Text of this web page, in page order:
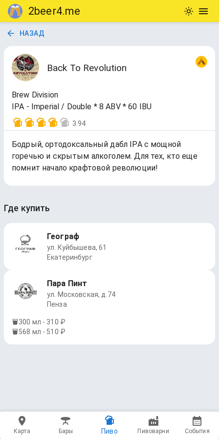
2beer4.me
НАЗАД
Back To Revolution
Brew Division
IPA - Imperial / Double * 8 ABV * 60 IBU
3.94
Бодрый, ортодоксальный дабл IPA с мощной
горечью и скрытым алкоголем. Для тех, кто еще
помнит начало крафтовой революции!
Где купить
Географ
ул. Куйбышева, 61
Екатеринбург
Пара Пинт
ул. Московская, д.74
Пенза
300 мл - 310 ₽
568 мл - 510 ₽
Карта Бары Пиво Пивоварни События